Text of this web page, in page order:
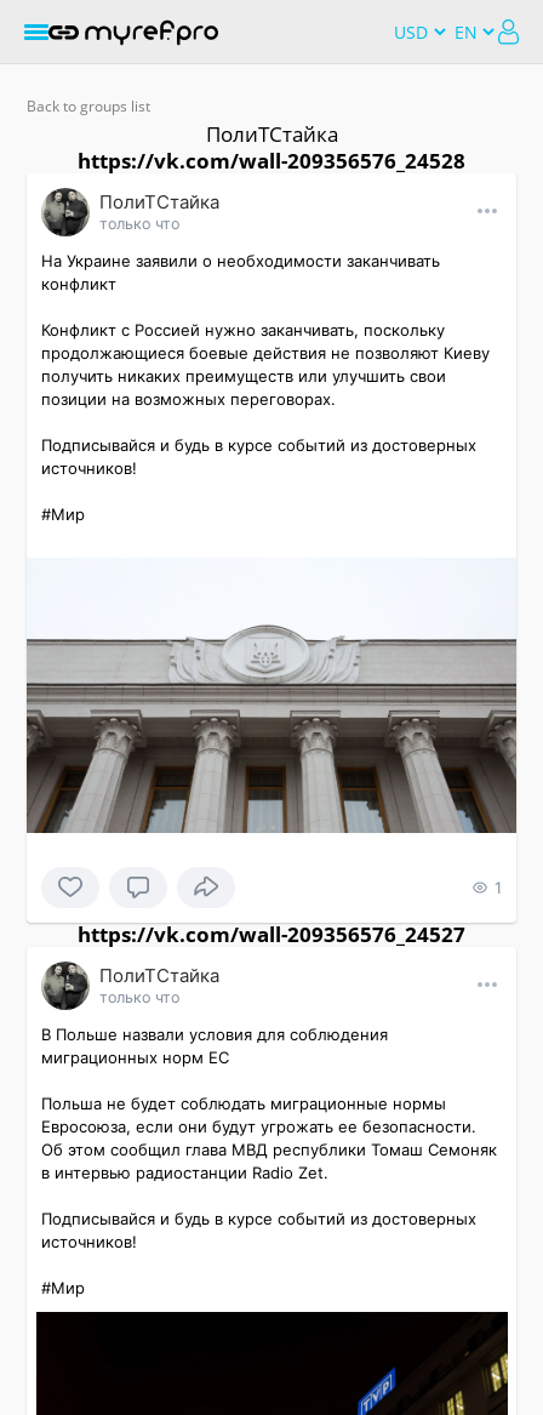
Back to groups list
ПолиТСтайка
https://vk.com/wall-209356576_24528
ПолиТСтайка
только что
На Украине заявили о необходимости заканчивать
конфликт
Конфликт с Россией нужно заканчивать, поскольку
продолжающиеся боевые действия не позволяют Киеву
получить никаких преимуществ или улучшить свои
позиции на возможных переговорах.
Подписывайся и будь в курсе событий из достоверных
источников!
#Мир
1
https://vk.com/wall-209356576_24527
ПолиТСтайка
только что
В Польше назвали условия для соблюдения
миграционных норм ЕС
Польша не будет соблюдать миграционные нормы
Евросоюза, если они будут угрожать ее безопасности.
Об этом сообщил глава МВД республики Томаш Семоняк
в интервью радиостанции Radio Zet.
Подписывайся и будь в курсе событий из достоверных
источников!
#Мир